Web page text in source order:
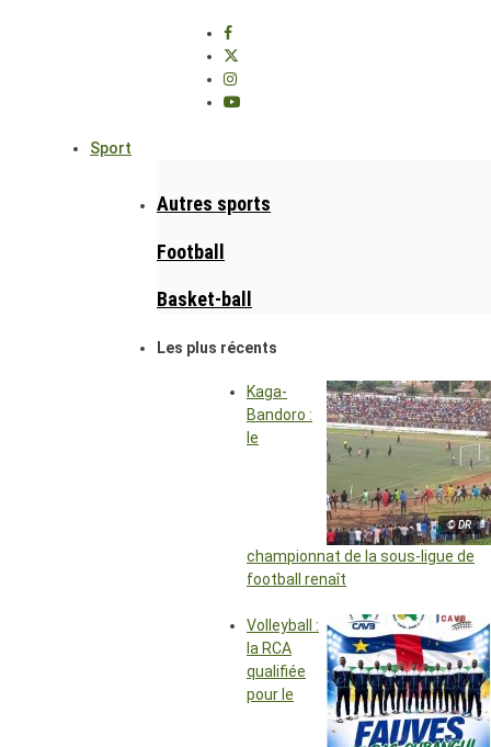
Sport
Autres sports
Football
Basket-ball
Les plus récents
© DR
Kaga-
Bandoro :
le
championnat de la sous-ligue de
football renaît
Volleyball :
la RCA
qualifiée
pour le